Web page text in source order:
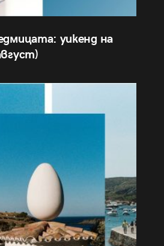
уикенд на